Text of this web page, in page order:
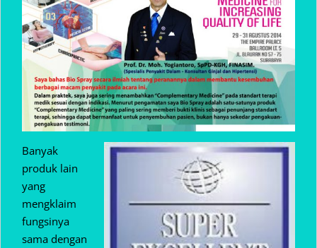
Banyak
produk lain
yang
mengklaim
fungsinya
sama dengan